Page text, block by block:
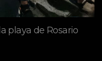
playa de Rosario